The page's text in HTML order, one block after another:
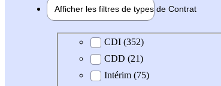
Afficher les filtres de types de Contrat
Type de contratCDI (352)
CDD (21)
Intérim (75)